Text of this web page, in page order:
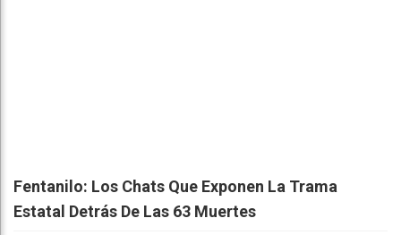
Fentanilo: Los Chats Que Exponen La Trama
Estatal Detrás De Las 63 Muertes